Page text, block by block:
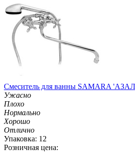
Смеситель для ванны SAMARA
Ужасно
Плохо
Нормально
Хорошо
Отлично
Упаковка: 12
Розничная цена: